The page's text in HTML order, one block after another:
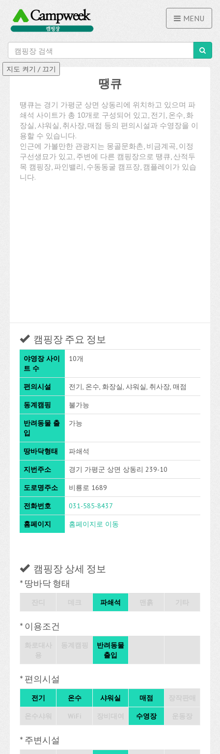
MENU
땡큐
땡큐는 경기 가평군 상면 상동리에 위치하고 있으며 파
쇄석 사이트가 총 10개로 구성되어 있고, 전기, 온수, 화
장실, 샤워실, 취사장, 매점 등의 편의시설과 수영장을 이
용할 수 있습니다.
인근에 가볼만한 관광지는 몽골문화촌, 비금계곡, 이정
구선생묘가 있고, 주변에 다른 캠핑장으로 땡큐, 산적두
목 캠핑장, 파인밸리, 수동동굴 캠프장, 캠플레이가 있습
니다.
캠핑장 주요 정보
야영장 사이
트 수
10개
편의시설 전기, 온수, 화장실, 샤워실, 취사장, 매점
동계캠핑 불가능
반려동물 출
입
가능
땅바닥형태 파쇄석
지번주소 경기 가평군 상면 상동리 239-10
도로명주소 비룡로 1689
전화번호 031-585-8437
홈페이지 홈페이지로 이동
캠핑장 상세 정보
* 땅바닥 형태
파쇄석
* 이용조건
반려동물
출입
* 편의시설
전기 온수 샤워실 매점
수영장
* 주변시설